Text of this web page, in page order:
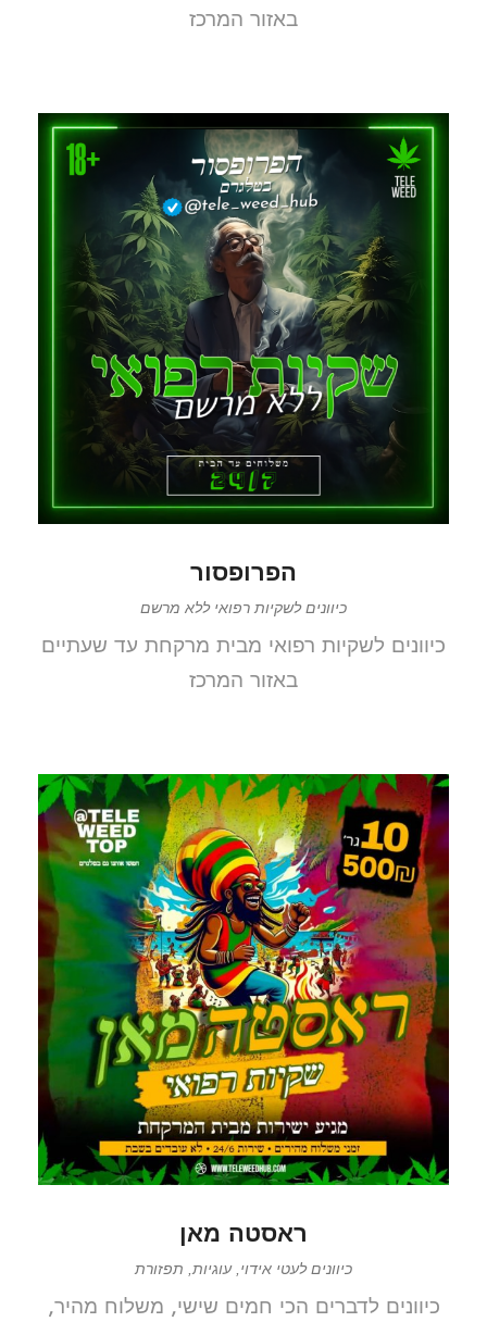
באזור המרכז
הפרופסור
כיוונים לשקיות רפואי ללא מרשם
כיוונים לשקיות רפואי מבית מרקחת עד שעתיים
באזור המרכז
ראסטה מאן
כיוונים לעטי אידוי, עוגיות, תפזורת
כיוונים לדברים הכי חמים שישי, משלוח מהיר,